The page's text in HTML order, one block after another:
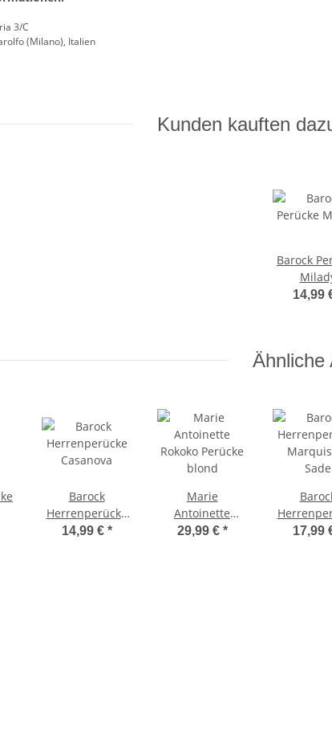
3/C
(Milano), Italien
Kunden kauften
Barock
14,99
Ähnliche
Barock
Herrenperücke
Casanova
14,99 € *
Marie
Antoinette
Rokoko Perücke
29,99 € *
Marquis
17,99